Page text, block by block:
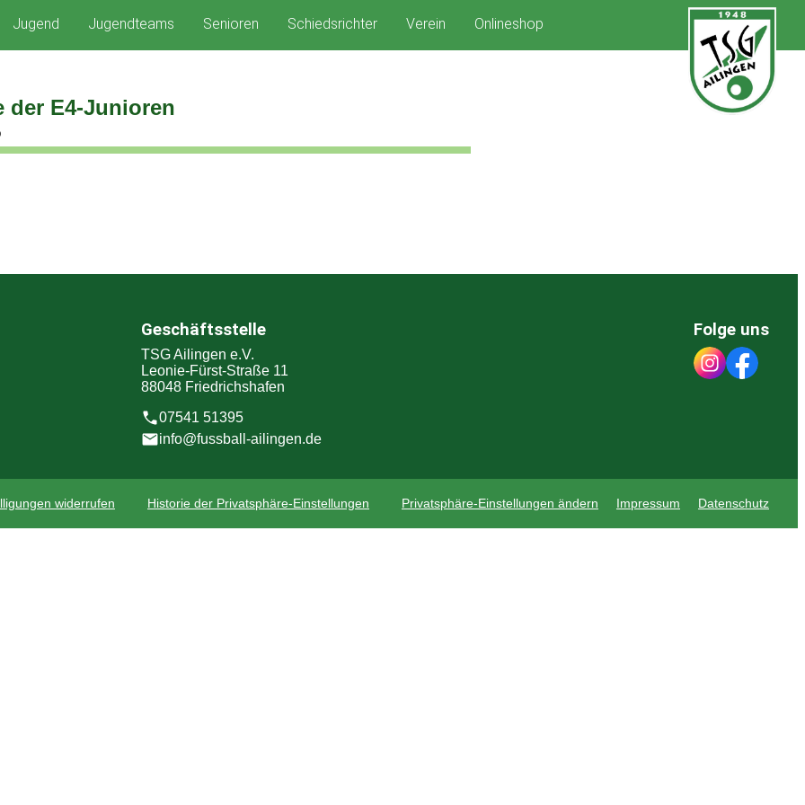
Jugend Jugendteams Senioren Schiedsrichter Verein Onlineshop
der E4-Junioren
Geschäftsstelle
TSG Ailingen e.V.
Leonie-Fürst-Straße 11
88048 Friedrichshafen
07541 51395
info@fussball-ailingen.de
Folge uns
widerrufen Historie der Privatsphäre-Einstellungen Privatsphäre-Einstellungen ändern Impressum Datenschutz